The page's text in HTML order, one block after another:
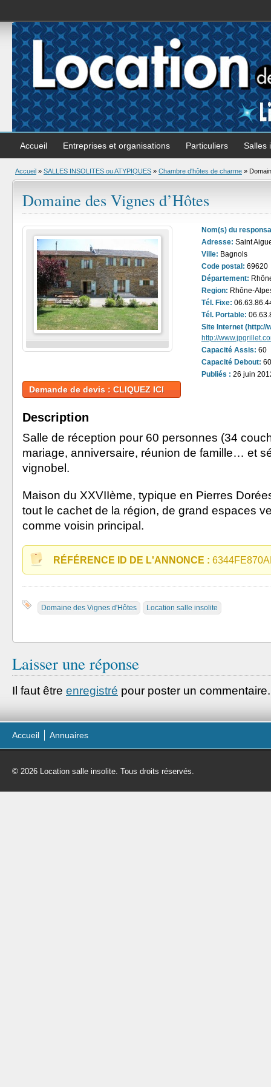
Accueil Entreprises et organisations Particuliers Salles
Accueil » SALLES INSOLITES ou ATYPIQUES » Chambre d'hôtes de charme »
Domaine des Vignes d’Hôtes
Nom(s) du
Adresse: Saint
Ville: Bagnols
Code postal: 69620
Département:
Region: Rhône-
Tél. Fixe:
Tél. Portable:
Site Internet (http://
http://
Capacité Assis: 60
Capacité Debout: 60
Publiés : 26 juin
Demande de devis : CLIQUEZ ICI
Description
Salle de réception pour 60 personnes (34
mariage, anniversaire, réunion de famille… et
vignobel.
Maison du XXVIIème, typique en Pierres
tout le cachet de la région, de grand espaces
comme voisin principal.
RÉFÉRENCE ID DE L'ANNONCE :
Domaine des Vignes d'Hôtes Location salle insolite
Laisser une réponse
Il faut être enregistré pour poster un commentaire.
Accueil Annuaires
© 2026 Location salle insolite. Tous droits réservés.